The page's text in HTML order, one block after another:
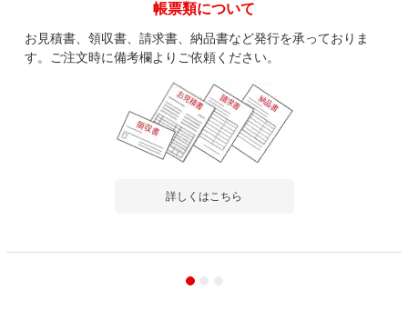
帳票類について
お見積書、領収書、請求書、納品書など発行を承っておりま
す。ご注文時に備考欄よりご依頼ください。
詳しくはこちら